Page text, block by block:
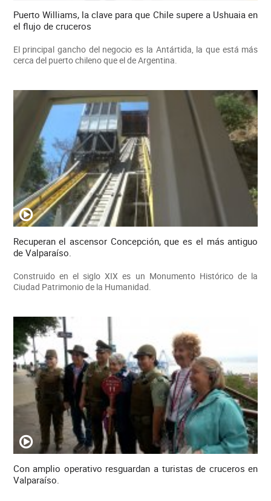
Puerto Williams, la clave para que Chile supere a Ushuaia en
el flujo de cruceros
El principal gancho del negocio es la Antártida, la que está más
cerca del puerto chileno que el de Argentina.
Recuperan el ascensor Concepción, que es el más antiguo
de Valparaíso.
Construido en el siglo XIX es un Monumento Histórico de la
Ciudad Patrimonio de la Humanidad.
Con amplio operativo resguardan a turistas de cruceros en
Valparaíso.